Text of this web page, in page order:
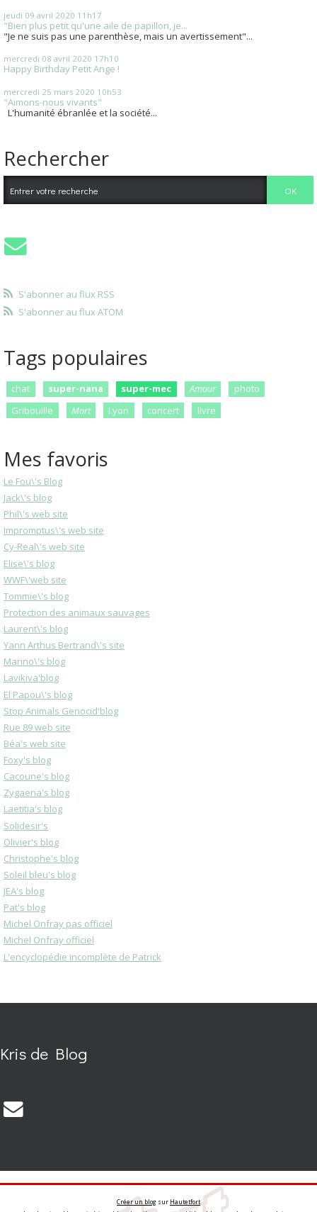
jeudi 09 avril 2020 11h17
"Bien plus petit qu'une aile de papillon, je...
"Je ne suis pas une parenthèse, mais un avertissement"...
mercredi 08 avril 2020 17h10
Happy Birthday Petit Ange !
mercredi 25 mars 2020 10h53
"Aimons-nous vivants"
L'humanité ébranlée et la société...
Rechercher
S'abonner au flux RSS
S'abonner au flux ATOM
Tags populaires
chat super-nana super-mec Amour
photo
Gribouille
Mort Lyon concert livre
Mes favoris
Le Fou\'s Blog
Jack\'s blog
Phil\'s web site
Impromptus\'s web site
Cy-Real\'s web site
Elise\'s blog
WWF\'web site
Tommie\'s blog
Protection des animaux sauvages
Laurent\'s blog
Yann Arthus Bertrand\'s site
Marino\'s blog
Lavikiva'blog
El Papou\'s blog
Stop Animals Genocid'blog
Rue 89 web site
Béa's web site
Foxy's blog
Cacoune's blog
Zygaena's blog
Laetitia's blog
Solidesir's
Olivier's blog
Christophe's blog
Soleil bleu's blog
JEA's blog
Pat's blog
Michel Onfray pas officiel
Michel Onfray officiel
L'encyclopédie incomplète de Patrick
Kris de Blog
Créer un blog sur Hautetfort